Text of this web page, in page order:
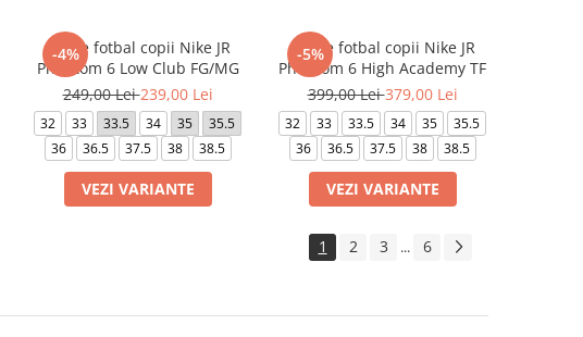
-4%
Ghete fotbal copii Nike JR
Phantom 6 Low Club FG/MG
249,00 Lei239,00 Lei
32 33 33.5 34 35
35.5
36
36.5 37.5 38 38.5
VEZI VARIANTE
-5%
Ghete fotbal copii Nike JR
Phantom 6 High Academy TF
399,00 Lei379,00 Lei
32 33 33.5 34 35
35.5
36
36.5 37.5 38 38.5
VEZI VARIANTE
1 2 3 ... 6